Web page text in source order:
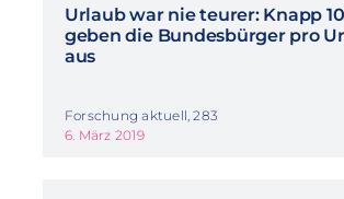
Urlaub war nie teurer: Knapp
geben die Bundesbürger pro
aus
Forschung aktuell, 283
6. März 2019